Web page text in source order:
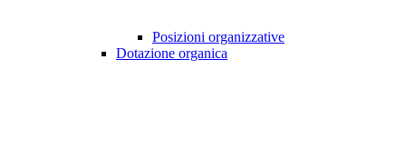
Posizioni organizzative
Dotazione organica